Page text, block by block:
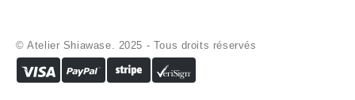
© Atelier Shiawase. 2025 - Tous droits réservés